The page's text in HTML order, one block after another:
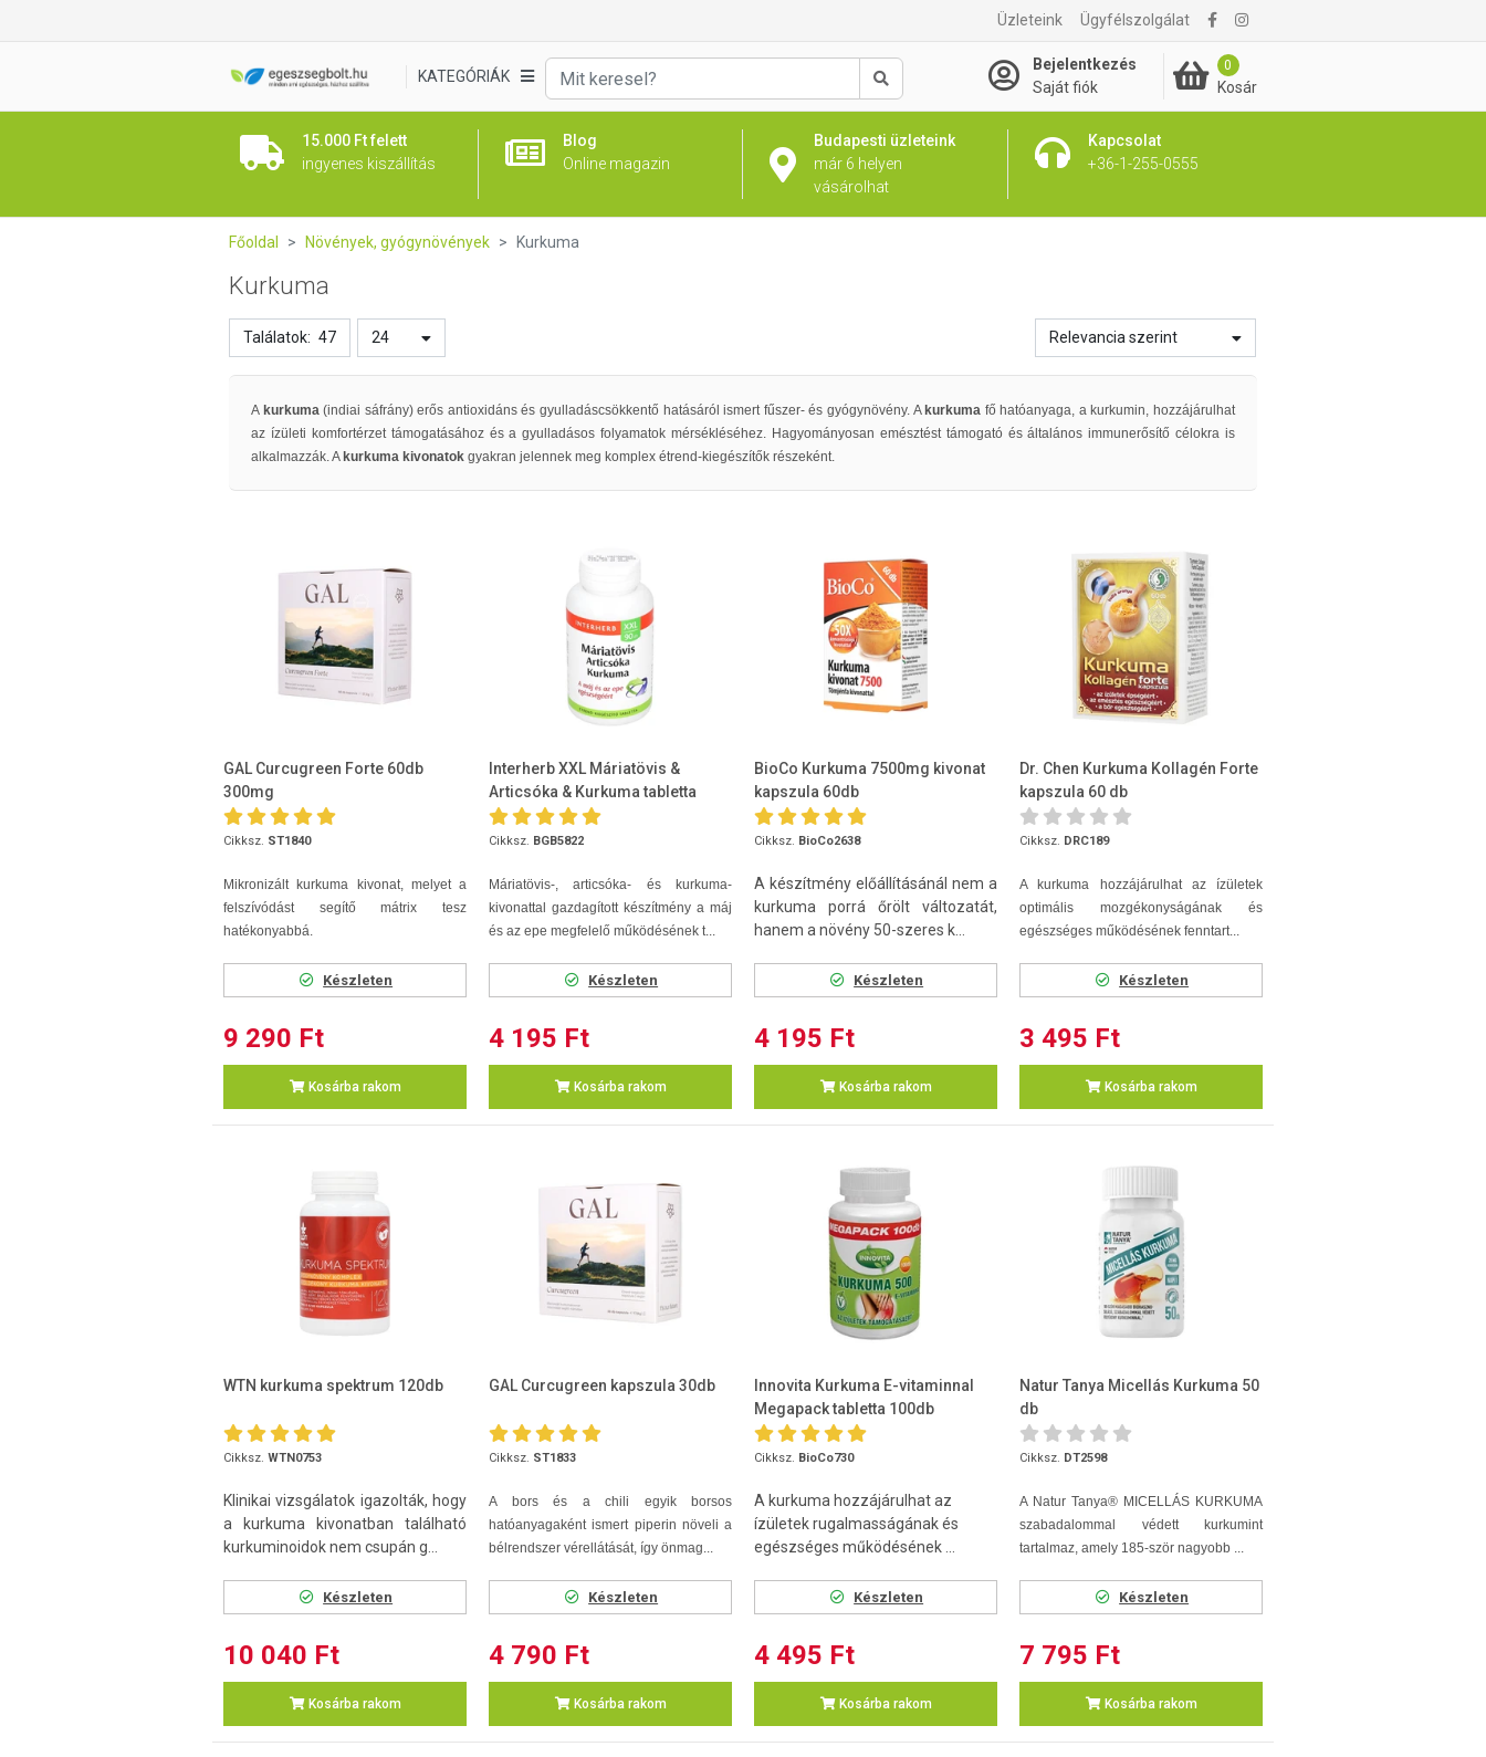
Üzleteink Ügyfélszolgálat
KATEGÓRIÁK
Keresés
Bejelentkezés
Saját fiók
0
Kosár
15.000 Ft felett
ingyenes kiszállítás
Blog
Online magazin
Budapesti üzleteink
már 6 helyen
vásárolhat
Kapcsolat
+36-1-255-0555
Főoldal Növények, gyógynövények Kurkuma
Kurkuma
Találatok: 47 24 Relevancia szerint
A kurkuma(indiai sáfrány) erős antioxidáns és gyulladáscsökkentő hatásáról ismert fűszer- és gyógynövény. A kurkuma fő hatóanyaga, a kurkumin, hozzájárulhat
az ízületi komfortérzet támogatásához és a gyulladásos folyamatok mérsékléséhez. Hagyományosan emésztést támogató és általános immunerősítő célokra is
alkalmazzák. A kurkuma kivonatok gyakran jelennek meg komplex étrend-kiegészítők részeként.
GAL Curcugreen Forte 60db
300mg
Cikksz. ST1840
Mikronizált kurkuma kivonat, melyet a
felszívódást segítő mátrix tesz
hatékonyabbá.
Készleten
9 290 Ft
Kosárba rakom
Interherb XXL Máriatövis &
Articsóka & Kurkuma tabletta
90db
Cikksz. BGB5822
Máriatövis-, articsóka- és kurkuma-
kivonattal gazdagított készítmény a máj
és az epe megfelelő működésének t...
Készleten
4 195 Ft
Kosárba rakom
BioCo Kurkuma 7500mg kivonat
kapszula 60db
Cikksz. BioCo2638
A készítmény előállításánál nem a
kurkuma porrá őrölt változatát,
hanem a növény 50-szeres k...
Készleten
4 195 Ft
Kosárba rakom
Dr. Chen Kurkuma Kollagén Forte
kapszula 60 db
Cikksz. DRC189
A kurkuma hozzájárulhat az ízületek
optimális mozgékonyságának és
egészséges működésének fenntart...
Készleten
3 495 Ft
Kosárba rakom
WTN kurkuma spektrum 120db
Cikksz. WTN0753
Klinikai vizsgálatok igazolták, hogy
a kurkuma kivonatban található
kurkuminoidok nem csupán g...
Készleten
10 040 Ft
Kosárba rakom
GAL Curcugreen kapszula 30db
Cikksz. ST1833
A bors és a chili egyik borsos
hatóanyagaként ismert piperin növeli a
bélrendszer vérellátását, így önmag...
Készleten
4 790 Ft
Kosárba rakom
Innovita Kurkuma E-vitaminnal
Megapack tabletta 100db
Cikksz. BioCo730
A kurkuma hozzájárulhat az
ízületek rugalmasságának és
egészséges működésének ...
Készleten
4 495 Ft
Kosárba rakom
Natur Tanya Micellás Kurkuma 50
db
Cikksz. DT2598
A Natur Tanya® MICELLÁS KURKUMA
szabadalommal védett kurkumint
tartalmaz, amely 185-ször nagyobb ...
Készleten
7 795 Ft
Kosárba rakom